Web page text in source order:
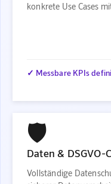
konkrete Use Cases
✓ Messbare KPIs
🛡️
Daten & DSGVO-
Vollständige